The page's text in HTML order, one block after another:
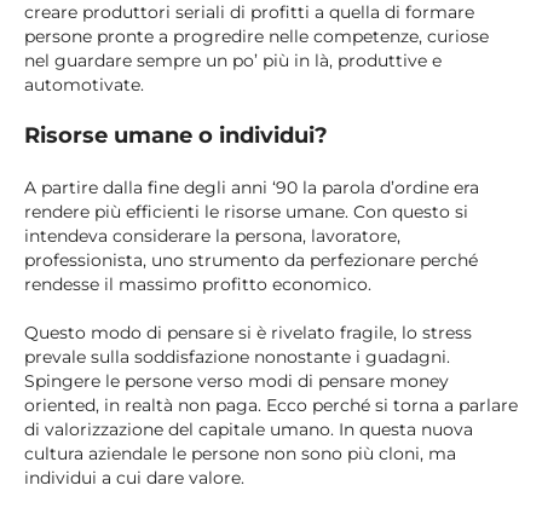
creare produttori seriali di profitti a quella di formare
persone pronte a progredire nelle competenze, curiose
nel guardare sempre un po’ più in là, produttive e
automotivate.
Risorse umane o individui?
A partire dalla fine degli anni ‘90 la parola d’ordine era
rendere più efficienti le risorse umane. Con questo si
intendeva considerare la persona, lavoratore,
professionista, uno strumento da perfezionare perché
rendesse il massimo profitto economico.
Questo modo di pensare si è rivelato fragile, lo stress
prevale sulla soddisfazione nonostante i guadagni.
Spingere le persone verso modi di pensare money
oriented, in realtà non paga. Ecco perché si torna a parlare
di valorizzazione del capitale umano. In questa nuova
cultura aziendale le persone non sono più cloni, ma
individui a cui dare valore.